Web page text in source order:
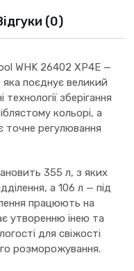
(0)
WHK 26402 XP4E —
яка поєднує великий
зберігання
кольорі, а
точне регулювання
355 л, з яких
а 106 л — під
працюють на
утворенню інею та
для свіжості
розморожування.